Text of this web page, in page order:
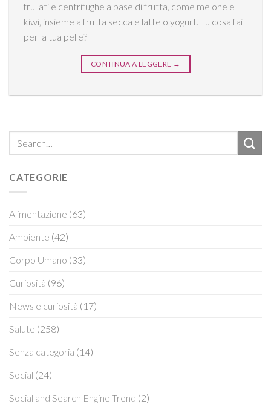
frullati e centrifughe a base di frutta, come melone e
kiwi, insieme a frutta secca e latte o yogurt. Tu cosa fai
per la tua pelle?
CONTINUA A LEGGERE →
CATEGORIE
Alimentazione (63)
Ambiente (42)
Corpo Umano (33)
Curiosità (96)
News e curiosità (17)
Salute (258)
Senza categoria (14)
Social (24)
Social and Search Engine Trend (2)